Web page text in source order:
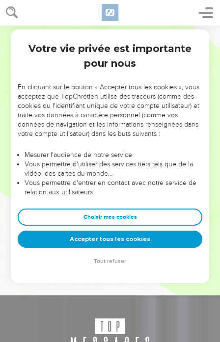
NE MANQUEZ PAS L’ÉVÉNEMENT
DE L’ANNÉE !
ET SI LEURS ERREURS POUVAIENT VOUS ÉVITER LES
VOTRES ?
leur foi ou leur vision. Mais on voit moins les doutes, les erreurs
et les saisons difficiles qu'ils ont traversés, alors même que ce
sont elles qui les ont façonnés.
Dans cette conférence, leaders, entrepreneurs, et responsables
clés pour avancer avec plus de sagesse afin que leurs erreurs
deviennent vos tremplins. Que vous guidiez un ministère, une
équipe, un groupe ou une famille, leur expérience est faite
pour vous.
Votre vie privée est importante
pour nous
En cliquant sur le bouton « Accepter tous les cookies », vous
acceptez que TopChrétien utilise des traceurs (comme des
cookies ou l'identifiant unique de votre compte utilisateur) et
traite vos données à caractère personnel (comme vos
données de navigation et les informations renseignées dans
votre compte utilisateur) dans les buts suivants :
Mesurer l'audience de notre service
Vous permettre d'utiliser des services tiers tels que de la
vidéo, des cartes du monde…
Vous permettre d'entrer en contact avec notre service de
relation aux utilisateurs.
Choisir mes cookies
Accepter tous les cookies
Tout refuser